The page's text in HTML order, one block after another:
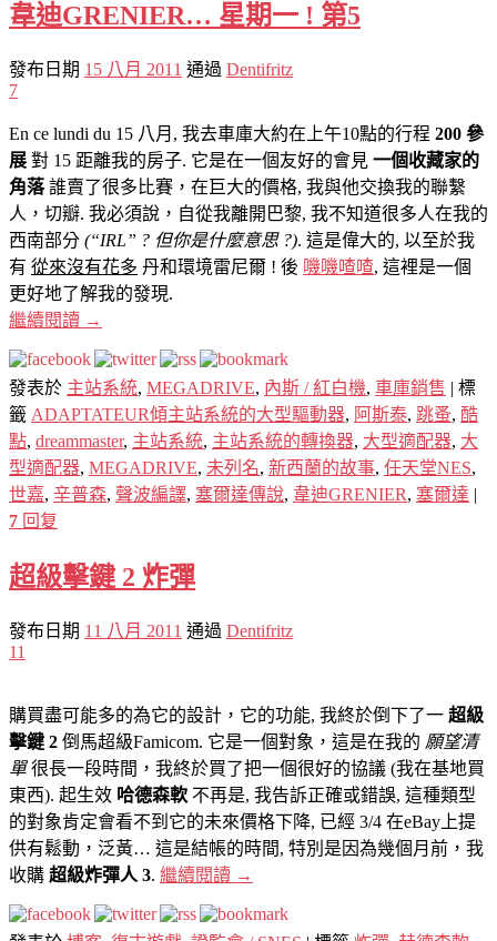
韋迪GRENIER… 星期一 ! 第5
發布日期 15 八月 2011 通過 Dentifritz
7
En ce lundi du 15 八月, 我去車庫大約在上午10點的行程 200 參
展 對 15 距離我的房子. 它是在一個友好的會見 一個收藏家的
角落誰賣了很多比賽，在巨大的價格, 我與他交換我的聯繫
人，切瓣. 我必須說，自從我離開巴黎, 我不知道很多人在我的
西南部分 (“IRL” ? 但你是什麼意思 ?). 這是偉大的, 以至於我
有 從來沒有花多 丹和環境雷尼爾 ! 後 嘰嘰喳喳, 這裡是一個
更好地了解我的發現.
繼續閱讀 →
發表於 主站系統, MEGADRIVE, 內斯 / 紅白機, 車庫銷售 | 標
籤 ADAPTATEUR傾主站系統的大型驅動器, 阿斯泰, 跳蚤, 酷
點, dreammaster, 主站系統, 主站系統的轉換器, 大型適配器, 大
型適配器, MEGADRIVE, 未列名, 新西蘭的故事, 任天堂NES,
世嘉, 辛普森, 聲波編譯, 塞爾達傳說, 韋迪GRENIER, 塞爾達 |
7 回复
超級擊鍵 2 炸彈
發布日期 11 八月 2011 通過 Dentifritz
11
購買盡可能多的為它的設計，它的功能, 我終於倒下了一 超級
擊鍵 2 倒馬超級Famicom. 它是一個對象，這是在我的 願望清
單很長一段時間，我終於買了把一個很好的協議 (我在基地買
東西). 起生效 哈德森軟 不再是, 我告訴正確或錯誤, 這種類型
的對象肯定會看不到它的未來價格下降, 已經 3/4 在eBay上提
供有鬆動，泛黃… 這是結帳的時間, 特別是因為幾個月前，我
收購 超級炸彈人 3. 繼續閱讀 →